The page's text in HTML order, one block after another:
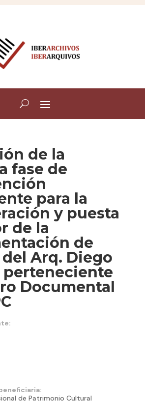
de la
fase de
para la
y puesta
de la
de
Arq. Diego
perteneciente
Documental
de Patrimonio Cultural